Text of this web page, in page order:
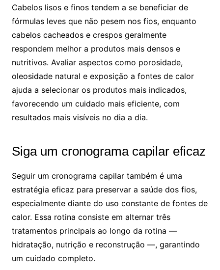
Cabelos lisos e finos tendem a se beneficiar de
fórmulas leves que não pesem nos fios, enquanto
cabelos cacheados e crespos geralmente
respondem melhor a produtos mais densos e
nutritivos. Avaliar aspectos como porosidade,
oleosidade natural e exposição a fontes de calor
ajuda a selecionar os produtos mais indicados,
favorecendo um cuidado mais eficiente, com
resultados mais visíveis no dia a dia.
Siga um cronograma capilar eficaz
Seguir um cronograma capilar também é uma
estratégia eficaz para preservar a saúde dos fios,
especialmente diante do uso constante de fontes de
calor. Essa rotina consiste em alternar três
tratamentos principais ao longo da rotina —
hidratação, nutrição e reconstrução —, garantindo
um cuidado completo.